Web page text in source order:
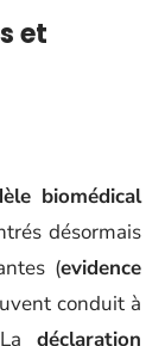
et
biomédical
désormais
(evidence
conduit à
déclaration